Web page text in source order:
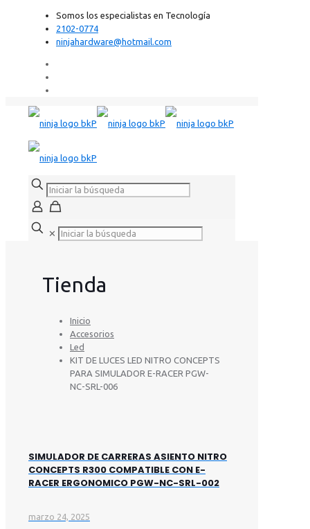
Somos los especialistas en Tecnología
2102-0774
ninjahardware@hotmail.com
✕
Tienda
Inicio
Accesorios
Led
KIT DE LUCES LED NITRO CONCEPTS
PARA SIMULADOR E-RACER PGW-
NC-SRL-006
SIMULADOR DE CARRERAS ASIENTO NITRO
CONCEPTS R300 COMPATIBLE CON E-
RACER ERGONOMICO PGW-NC-SRL-002
marzo 24, 2025